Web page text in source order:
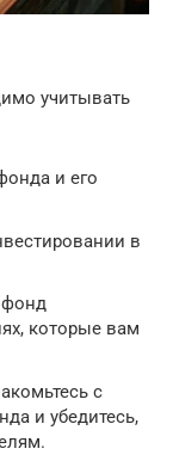
учитывать
и его
в
фонд
которые вам
с
и убедитесь,